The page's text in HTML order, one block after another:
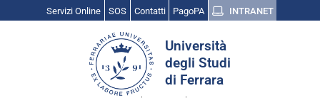
Servizi Online SOS Contatti PagoPA INTRANET
Università
degli Studi
di Ferrara